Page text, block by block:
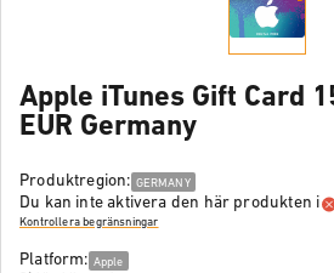
Apple iTunes Gift Card
EUR Germany
Produktregion: GERMANY
Du kan inte aktivera den här produkten i
Kontrollera begränsningar
Platform: Apple